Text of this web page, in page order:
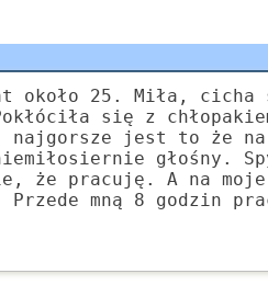
Snapisał(a)komentarz
Stabrosnapisał(a)
2026 21:43Stabros napisał(a)
2026 21:38Stabros napisał(a)
2026 12:00Ahtohnapisał(a)
2026 11:44 zdziwionynapisał(a)
2026 10:09Mareknapisał(a)
około 25. Miła, cicha
się z
jest to że na
głośny.
że pracuję. A na moje
mną 8 godzin